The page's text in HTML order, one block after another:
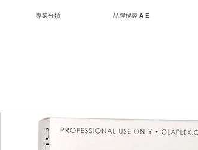
專業分類 品牌搜尋 A-E